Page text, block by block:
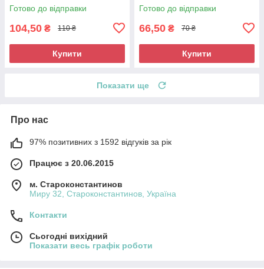
Готово до відправки
104,50 ₴ 110 ₴
Купити
Готово до відправки
66,50 ₴ 70 ₴
Купити
Показати ще
Про нас
97% позитивних з 1592 відгуків за рік
Працює з 20.06.2015
м. Староконстантинов
Миру 32, Староконстантинов, Україна
Контакти
Сьогодні вихідний
Показати весь графік роботи